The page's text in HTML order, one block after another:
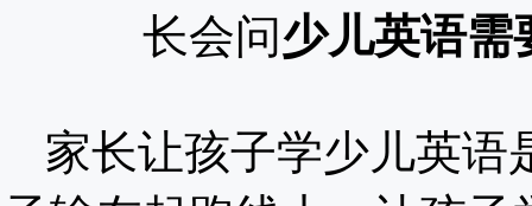
长会问少儿英语需
家长让孩子学少儿英语